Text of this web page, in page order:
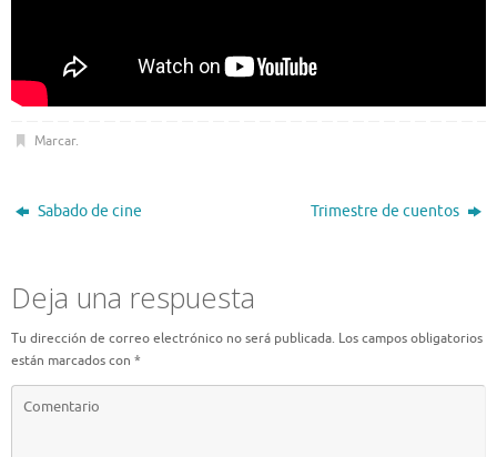
Marcar.
Sabado de cine Trimestre de cuentos
Deja una respuesta
Tu dirección de correo electrónico no será publicada. Los campos obligatorios
están marcados con *